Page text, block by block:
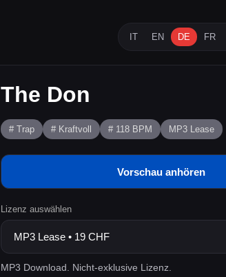
IT EN DE FR
The Don
# Trap # Kraftvoll # 118 BPM MP3 Lease
Vorschau anhören
Lizenz auswählen
MP3 Download. Nicht-exklusive Lizenz.